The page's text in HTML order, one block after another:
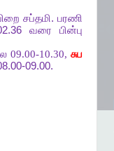
சப்தமி. பரணி
வரை
பின்பு
09.00-10.30, சுப
09.00.